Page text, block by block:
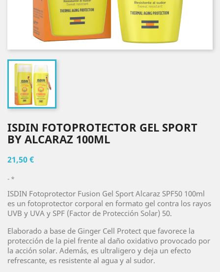
ISDIN FOTOPROTECTOR GEL SPORT
BY ALCARAZ 100ML
21,50 €
*
ISDIN Fotoprotector Fusion Gel Sport Alcaraz SPF50 100ml
es un fotoprotector corporal en formato gel contra los rayos
UVB y UVA y SPF (Factor de Protección Solar) 50.
Elaborado a base de Ginger Cell Protect que favorece la
protección de la piel frente al daño oxidativo provocado por
la acción solar. Además, es ultraligero y deja un efecto
refrescante, es resistente al agua y al sudor.